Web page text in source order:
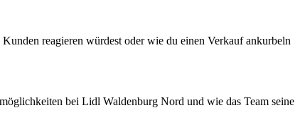
reagieren würdest oder wie du einen Verkauf ankurbeln
bei Lidl Waldenburg Nord und wie das Team seine